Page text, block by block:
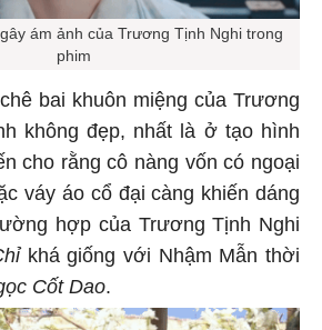
ám ảnh của Trương Tịnh Nghi trong
phim
bai khuôn miệng của Trương
không đẹp, nhất là ở tạo hình
cho rằng cô nàng vốn có ngoại
váy áo cổ đại càng khiến dáng
hợp của Trương Tịnh Nghi
khá giống với Nhậm Mẫn thời
Cốt Dao.